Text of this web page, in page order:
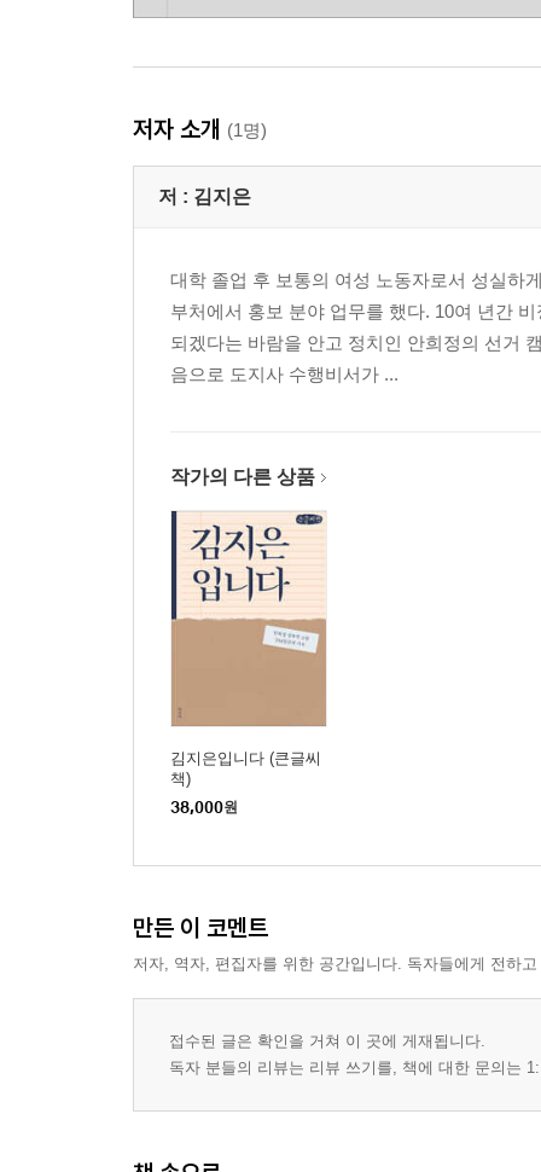
저자 소개 (1명)
저 : 김지은
대학 졸업 후 보통의 여성 노동자로서 성실하
부처에서 홍보 분야 업무를 했다. 10여 년간
되겠다는 바람을 안고 정치인 안희정의 선거
음으로 도지사 수행비서가 ...
작가의 다른 상품
김지은입니다 (큰글씨
책)
38,000원
만든 이 코멘트
저자, 역자, 편집자를 위한 공간입니다. 독자들에게 전하
접수된 글은 확인을 거쳐 이 곳에 게재됩니다.
독자 분들의 리뷰는 리뷰 쓰기를, 책에 대한 문의는